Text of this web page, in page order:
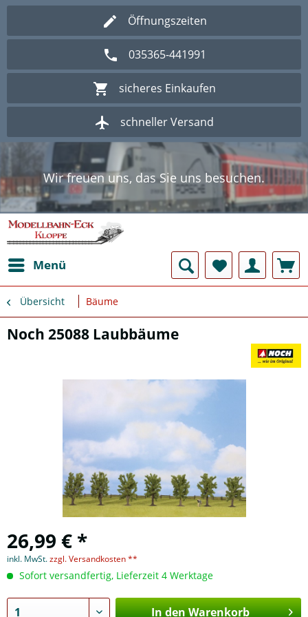
Öffnungszeiten
035365-441991
sicheres Einkaufen
schneller Versand
Wir freuen uns, das Sie uns besuchen.
Herzlich Willkommen im Onlineshop
Modellbahn - Eck Kloppe.
Wir freuen uns, das Sie uns besuchen.
Herzlich Willkommen im Onlineshop
Modellbahn - Eck Kloppe.
Menü
Übersicht Bäume
Noch 25088 Laubbäume
26,99 € *
inkl. MwSt.zzgl. Versandkosten **
Sofort versandfertig, Lieferzeit 4 Werktage
In den Warenkorb